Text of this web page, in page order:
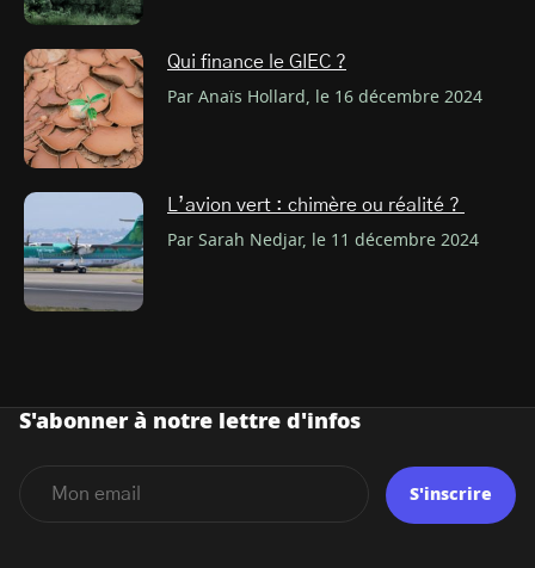
Qui finance le GIEC ?
Par Anaïs Hollard, le 16 décembre 2024
L’avion vert : chimère ou réalité ?
Par Sarah Nedjar, le 11 décembre 2024
S'abonner à notre lettre d'infos
S'inscrire